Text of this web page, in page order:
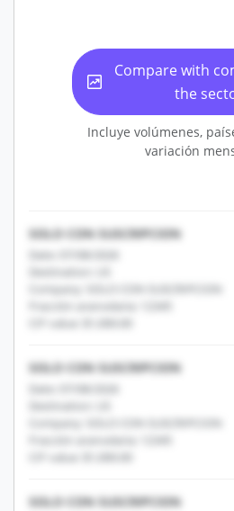
Compare with
the
Incluye volúmenes,
variación
SOLO CON SUSCRIPCION
Date: 07/08/2026
Destination: US
Company: SOLO CON SUSCRIPCION
Fracción arancelaria: 12345
CIF value: $1,000.00
SOLO CON SUSCRIPCION
Date: 07/08/2026
Destination: US
Company: SOLO CON SUSCRIPCION
Fracción arancelaria: 12345
CIF value: $1,000.00
SOLO CON SUSCRIPCION